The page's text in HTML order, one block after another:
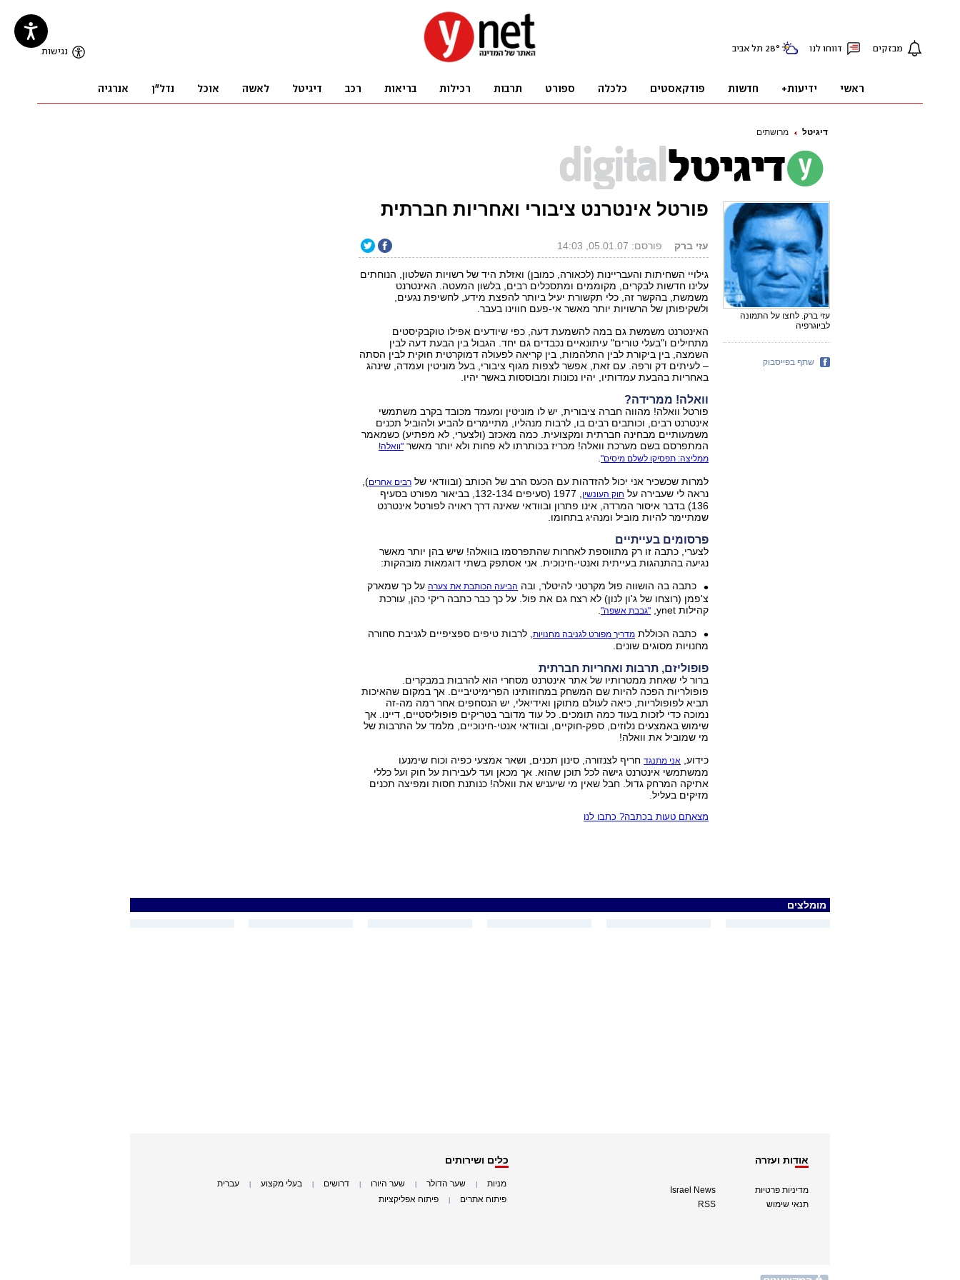
דיגיטל מרושתים
פורטל אינטרנט ציבורי ואחריות חברתית
עזי ברק פורסם: 05.01.07, 14:03
גילויי השחיתות והעבריינות (לכאורה, כמובן) ואזלת היד של רשויות השלטון, הנוחתים
עלינו חדשות לבקרים, מקוממים ומתסכלים רבים, בלשון המעטה. האינטרנט
משמשת, בהקשר זה, כלי תקשורת יעיל ביותר להפצת מידע, לחשיפת נגעים,
ולשקיפותן של הרשויות יותר מאשר אי-פעם חווינו בעבר.
האינטרנט משמשת גם במה להשמעת דעה, כפי שיודעים אפילו טוקבקיסטים
מתחילים ו"בעלי טורים" עיתונאיים נכבדים גם יחד. הגבול בין הבעת דעה לבין
השמצה, בין ביקורת לבין התלהמות, בין קריאה לפעולה דמוקרטית חוקית לבין הסתה
– לעיתים דק ורפה. עם זאת, אפשר לצפות מגוף ציבורי, בעל מוניטין ועמדה, שינהג
באחריות בהבעת עמדותיו, יהיו נכונות ומבוססות באשר יהיו.
וואלה! ממרידה?
פורטל וואלה! מהווה חברה ציבורית, יש לו מוניטין ומעמד מכובד בקרב משתמשי
אינטרנט רבים, וכותבים רבים בו, לרבות מנהליו, מתיימרים להביע ולהוביל תכנים
משמעותיים מבחינה חברתית ומקצועית. כמה מאכזב (ולצערי, לא מפתיע) כשמאמר
המתפרסם בשם מערכת וואלה! מכריז בכותרתו לא פחות ולא יותר מאשר "וואלה!
ממליצה: תפסיקו לשלם מיסים".
למרות שכשכיר אני יכול להזדהות עם הכעס הרב של הכותב (ובוודאי של רבים אחרים),
נראה לי שעבירה על חוק העונשין
, 1977 (סעיפים 132-134, בביאור מפורט בסעיף
136) בדבר איסור המרדה, אינו פתרון ובוודאי שאינה דרך ראויה לפורטל אינטרנט
שמתיימר להיות מוביל ומנהיג בתחומו.
פרסומים בעייתיים
לצערי, כתבה זו רק מתווספת לאחרות שהתפרסמו בוואלה! שיש בהן יותר מאשר
נגיעה בהתנהגות בעייתית ואנטי-חינוכית. אני אסתפק בשתי דוגמאות מובהקות:
כתבה בה הושווה פול מקרטני להיטלר, ובה הביעה הכותבת את צערהעל כך שמארק
צ'פמן (רוצחו של ג'ון לנון) לא רצח גם את פול. על כך כבר כתבה ריקי כהן, עורכת
קהילות ynet,
"גבבת אשפה".
כתבה הכוללת מדריך מפורט לגניבה מחנויות, לרבות טיפים ספציפיים לגניבת סחורה
מחנויות מסוגים שונים.
פופוליזם, תרבות ואחריות חברתית
ברור לי שאחת ממטרותיו של אתר אינטרנט מסחרי הוא להרבות במבקרים.
פופולריות הפכה להיות שם המשחק במחוזותינו הפרימיטיביים. אך במקום שהאיכות
תביא לפופולריות, כיאה לעולם מתוקן ואידיאלי, יש הנסחפים אחר רמה מה-זה
נמוכה כדי לזכות בעוד כמה תומכים. כל עוד מדובר בטריקים פופוליסטיים, דיינו. אך
שימוש באמצעים נלוזים, ספק-חוקיים, ובוודאי אנטי-חינוכיים, מלמד על התרבות של
מי שמוביל את וואלה!
כידוע, אני מתנגדחריף לצנזורה, סינון תכנים, ושאר אמצעי כפיה וכוח שימנעו
ממשתמשי אינטרנט גישה לכל תוכן שהוא. אך מכאן ועד לעבירות על חוק ועל כללי
אתיקה המרחק גדול. חבל שאין מי שיעניש את וואלה! כנותנת חסות ומפיצה תכנים
מזיקים בעליל.
מצאתם טעות בכתבה? כתבו לנו
עזי ברק. לחצו על התמונה
לביוגרפיה
שתף בפייסבוק
מומלצים
אודות ועזרה
מדיניות פרטיות
תנאי שימוש
Israel News
RSS
כלים ושירותים
מניות שער הדולר שער היורו דרושים בעלי מקצוע עברית
פיתוח אתרים פיתוח אפליקציות